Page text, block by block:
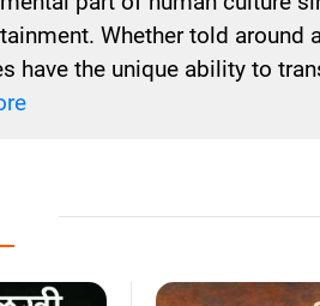
Whether told
have the unique ability to